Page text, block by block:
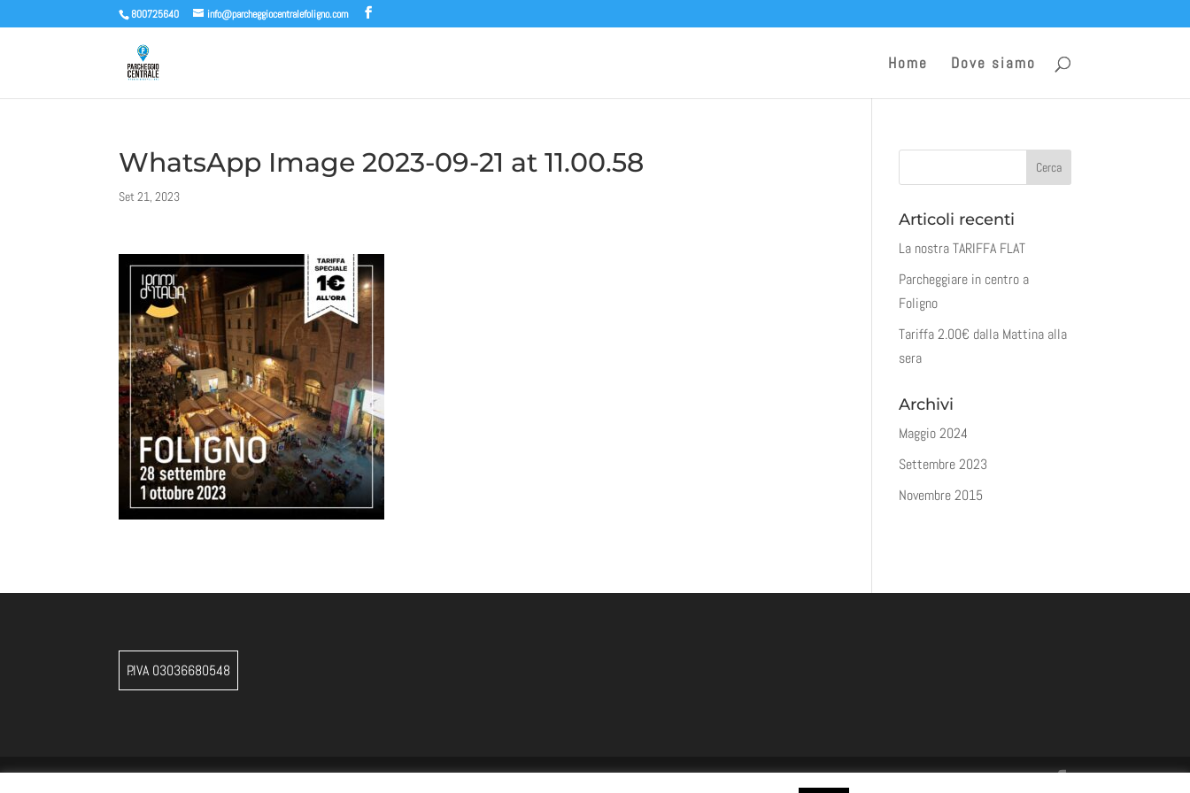
800725640 info@parcheggiocentralefoligno.com
Home Dove siamo
WhatsApp Image 2023-09-21 at 11.00.58
Set 21, 2023
Articoli recenti
La nostra TARIFFA FLAT
Parcheggiare in centro a
Foligno
Tariffa 2.00€ dalla Mattina alla
sera
Archivi
Maggio 2024
Settembre 2023
Novembre 2015
P.IVA 03036680548